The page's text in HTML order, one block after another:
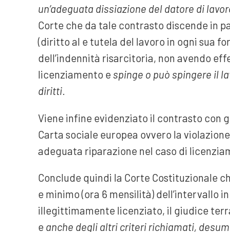
un’adeguata dissiazione del datore di
Corte che da tale contrasto discende in
(diritto al e tutela del lavoro in ogni sua
dell’indennità risarcitoria, non avendo
licenziamento e spinge o può spingere il
diritti.
Viene infine evidenziato il contrasto con
Carta sociale europea ovvero la
adeguata riparazione nel caso di
Conclude quindi la Corte Costituzionale
e minimo (ora 6 mensilità) dell’intervallo
illegittimamente licenziato, il giudice
e anche degli altri criteri richiamati,